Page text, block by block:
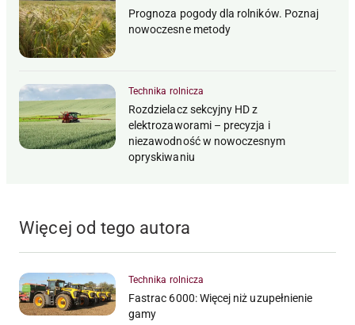
Prognoza pogody dla rolników. Poznaj
nowoczesne metody
Technika rolnicza
Rozdzielacz sekcyjny HD z
elektrozaworami – precyzja i
niezawodność w nowoczesnym
opryskiwaniu
Więcej od tego autora
Technika rolnicza
Fastrac 6000: Więcej niż uzupełnienie
gamy